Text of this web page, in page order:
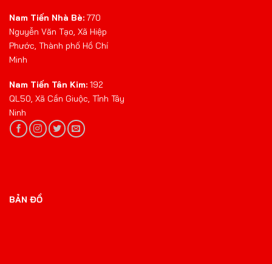
Nam Tiến Nhà Bè: 770
Nguyễn Văn Tạo, Xã Hiệp
Phước, Thành phố Hồ Chí
Minh
Nam Tiến Tân Kim: 192
QL50, Xã Cần Giuộc, Tỉnh Tây
Ninh
BẢN ĐỒ